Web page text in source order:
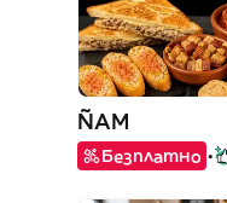
ÑAM
Безплатно